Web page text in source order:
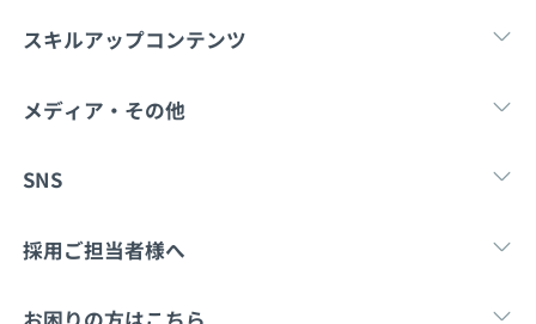
転職・キャリア 新卒就
スキルアップコンテンツ
学習 マンガ・ゲーム
メディア・その他
Tech Team Journal note
SNS
X
採用ご担当者様へ
採用・教育をお考えの企業様へ 中途求人掲載はこ